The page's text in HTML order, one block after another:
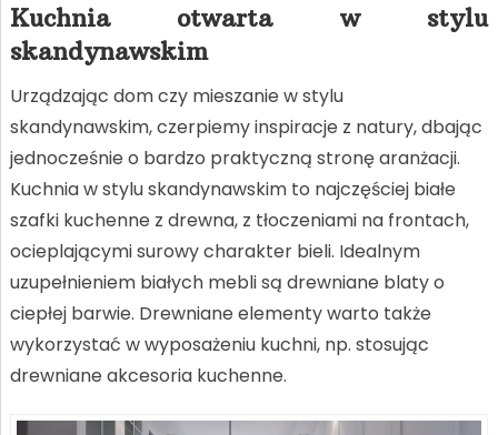
Kuchnia otwarta w stylu
skandynawskim
Urządzając dom czy mieszanie w stylu
skandynawskim, czerpiemy inspiracje z natury, dbając
jednocześnie o bardzo praktyczną stronę aranżacji.
Kuchnia w stylu skandynawskim to najczęściej białe
szafki kuchenne z drewna, z tłoczeniami na frontach,
ocieplającymi surowy charakter bieli. Idealnym
uzupełnieniem białych mebli są drewniane blaty o
ciepłej barwie. Drewniane elementy warto także
wykorzystać w wyposażeniu kuchni, np. stosując
drewniane akcesoria kuchenne.